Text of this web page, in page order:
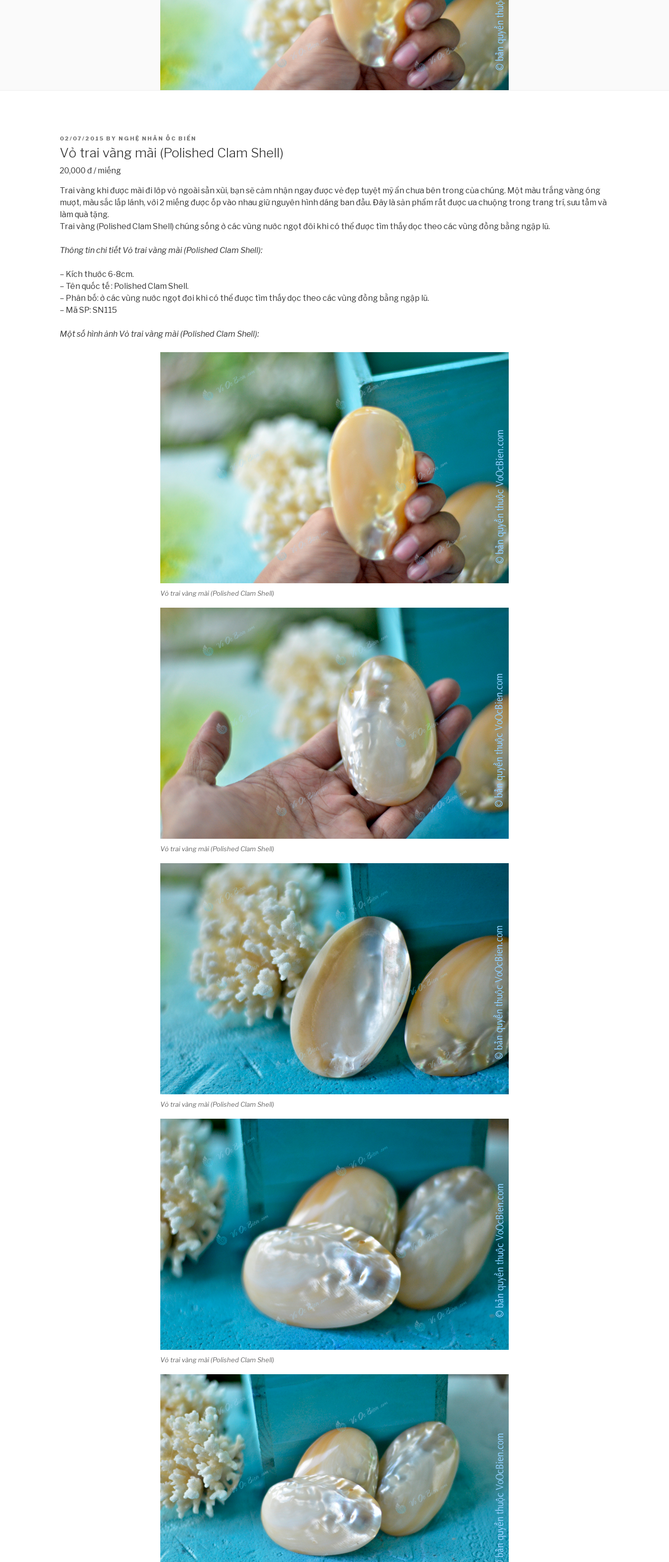
POSTED
ON
02/07/2015 BY NGHỆ NHÂN ỐC BIỂN
Vỏ trai vàng mài (Polished Clam Shell)
20,000 đ / miếng
Trai vàng khi được mài đi lớp vỏ ngoài sần xùi, bạn sẽ cảm nhận ngay được vẻ đẹp tuyệt mỹ ẩn chưa bên trong của chúng. Một màu trắng vàng óng
mượt, màu sắc lấp lánh, với 2 miếng được ốp vào nhau giữ nguyên hình dáng ban đầu. Đây là sản phẩm rất được ưa chuộng trong trang trí, sưu tầm và
làm quà tặng.
Trai vàng (Polished Clam Shell) chúng sống ở các vùng nước ngọt đôi khi có thể được tìm thấy dọc theo các vùng đồng bằng ngập lũ.
Thông tin chi tiết Vỏ trai vàng mài (Polished Clam Shell):
– Kích thước 6-8cm.
– Tên quốc tế : Polished Clam Shell.
– Phân bố: ở các vùng nước ngọt đơi khi có thể được tìm thấy dọc theo các vùng đồng bằng ngập lũ.
– Mã SP: SN115
Một số hình ảnh Vỏ trai vàng mài (Polished Clam Shell):
Vỏ trai vàng mài (Polished Clam Shell)
Vỏ trai vàng mài (Polished Clam Shell)
Vỏ trai vàng mài (Polished Clam Shell)
Vỏ trai vàng mài (Polished Clam Shell)